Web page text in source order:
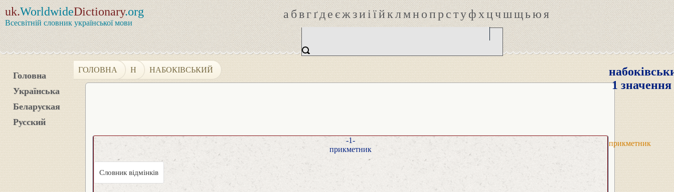
uk.WorldwideDictionary.org
Всесвітній словник української мови
абвгґдеєжзиіїйклмнопрстуфхцчшщьюя
Головна
Українська
Беларуская
Русский
ГОЛОВНА Н НАБОКІВСЬКИЙ
1 значення
прикметник
-1-
прикметник
Словник відмінків